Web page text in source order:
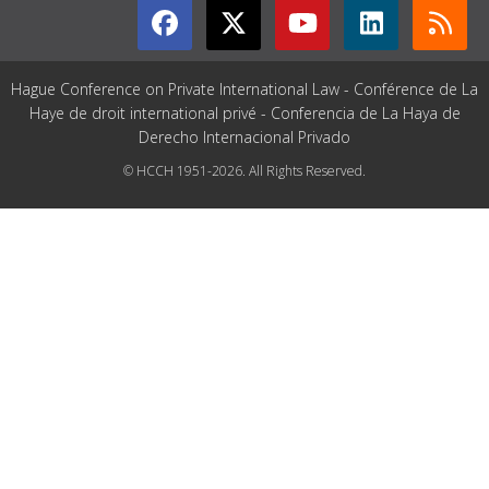
Hague Conference on Private International Law - Conférence de La
Haye de droit international privé - Conferencia de La Haya de
Derecho Internacional Privado
© HCCH 1951-2026. All Rights Reserved.